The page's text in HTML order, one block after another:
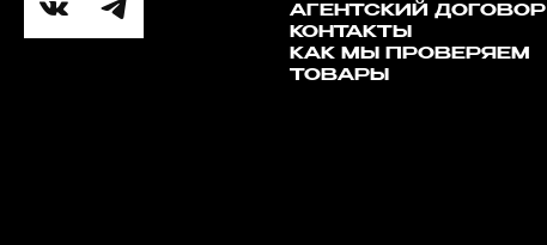
АГЕНТСКИЙ ДОГОВОР
КОНТАКТЫ
КАК МЫ ПРОВЕРЯЕМ
ТОВАРЫ